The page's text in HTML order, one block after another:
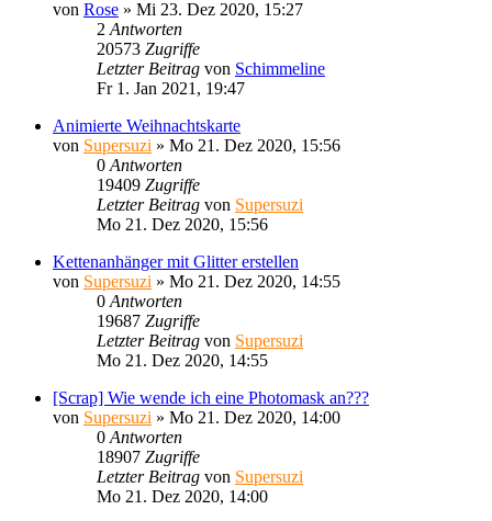
von Rose » Mi 23. Dez 2020, 15:27
2 Antworten
20573 Zugriffe
Letzter Beitrag von Schimmeline
Fr 1. Jan 2021, 19:47
Animierte Weihnachtskarte
von Supersuzi » Mo 21. Dez 2020, 15:56
0 Antworten
19409 Zugriffe
Letzter Beitrag von Supersuzi
Mo 21. Dez 2020, 15:56
Kettenanhänger mit Glitter erstellen
von Supersuzi » Mo 21. Dez 2020, 14:55
0 Antworten
19687 Zugriffe
Letzter Beitrag von Supersuzi
Mo 21. Dez 2020, 14:55
[Scrap] Wie wende ich eine Photomask an???
von Supersuzi » Mo 21. Dez 2020, 14:00
0 Antworten
18907 Zugriffe
Letzter Beitrag von Supersuzi
Mo 21. Dez 2020, 14:00